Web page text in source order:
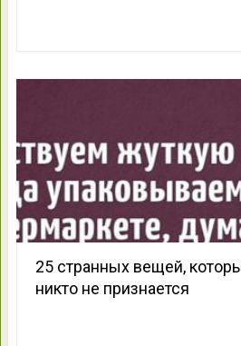
25 странных вещей,
никто не признается